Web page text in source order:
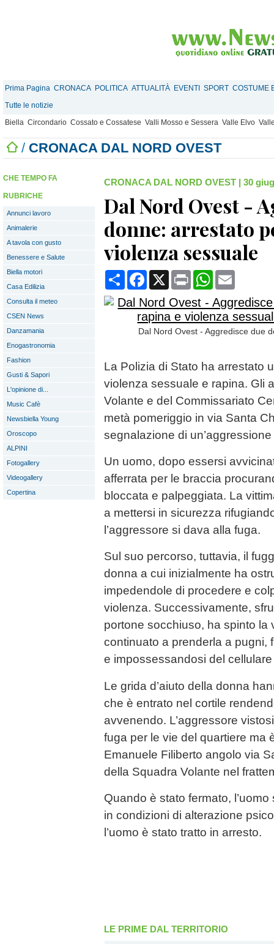
Prima Pagina CRONACA POLITICA ATTUALITÀ EVENTI SPORT COSTUME
Tutte le notizie
Biella Circondario Cossato e Cossatese Valli Mosso e Sessera Valle Elvo
/ CRONACA DAL NORD OVEST
CHE TEMPO FA
RUBRICHE
Annunci lavoro
Animalerie
A tavola con gusto
Benessere e Salute
Biella motori
Casa Edilizia
Consulta il meteo
CSEN News
Danzamania
Enogastronomia
Fashion
Gusti & Sapori
L'opinione di...
Music Cafè
Newsbiella Young
Oroscopo
ALPINI
Fotogallery
Videogallery
Copertina
CRONACA DAL NORD OVEST | 30
Dal Nord Ovest -
donne: arrestato
violenza sessuale
CondividiFacebook
X Print WhatsApp
Dal Nord Ovest - Aggredisce due
La Polizia di Stato ha arrestato
violenza sessuale e rapina. Gli
Volante e del Commissariato
metà pomeriggio in via Santa
segnalazione di
Un uomo, dopo essersi
afferrata per le braccia
bloccata e palpeggiata. La
a mettersi in sicurezza
l’aggressore si dava alla fuga.
Sul suo percorso, tuttavia, il
donna a cui inizialmente ha
impedendole di procedere e
violenza. Successivamente,
portone socchiuso, ha spinto la
continuato a prenderla a pugni,
e impossessandosi del
Le grida d’aiuto della donna
che è entrato nel cortile
avvenendo. L’aggressore
fuga per le vie del quartiere ma
Emanuele Filiberto angolo via
della Squadra Volante nel
Quando è stato fermato,
in condizioni di alterazione
l’uomo è stato tratto in arresto.
LE PRIME DAL TERRITORIO